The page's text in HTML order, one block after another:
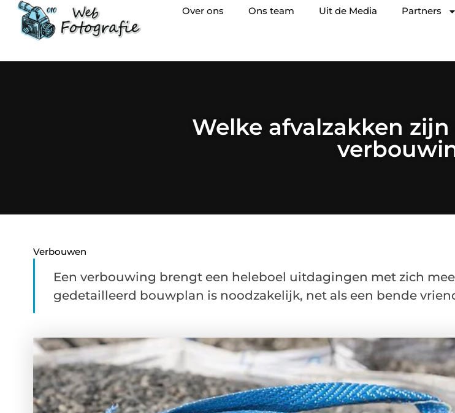
Over ons Ons team Uit de Media Partners
Welke afvalzakken
Verbouwen
Een verbouwing brengt een heleboel uitdagingen met zich
gedetailleerd bouwplan is noodzakelijk, net als een bende